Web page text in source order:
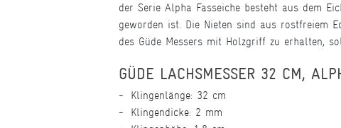
der Serie Alpha Fasseiche besteht aus dem
geworden ist. Die Nieten sind aus rostfreiem
des Güde Messers mit Holzgriff zu erhalten,
GÜDE LACHSMESSER 32 CM,
Klingenlänge: 32 cm
Klingendicke: 2 mm